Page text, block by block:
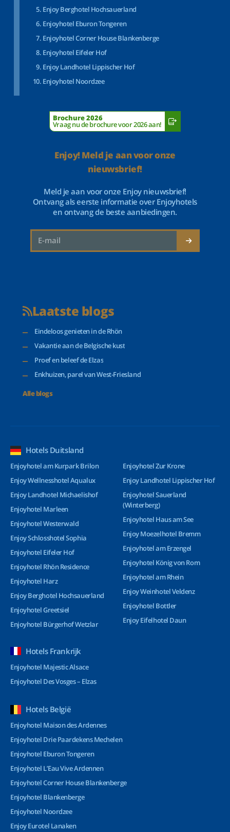
Enjoy Berghotel Hochsauerland
Enjoyhotel Eburon Tongeren
Enjoyhotel Corner House Blankenberge
Enjoyhotel Eifeler Hof
Enjoy Landhotel Lippischer Hof
Enjoyhotel Noordzee
Brochure 2026
Vraag nu de brochure voor 2026 aan!
Enjoy! Meld je aan voor onze
nieuwsbrief!
Meld je aan voor onze Enjoy nieuwsbrief!
Ontvang als eerste informatie over Enjoyhotels
en ontvang de beste aanbiedingen.
Laatste blogs
Eindeloos genieten in de Rhön
Vakantie aan de Belgische kust
Proef en beleef de Elzas
Enkhuizen, parel van West-Friesland
Alle blogs
Hotels Duitsland
Enjoyhotel am Kurpark Brilon
Enjoy Wellnesshotel Aqualux
Enjoy Landhotel Michaelishof
Enjoyhotel Marleen
Enjoyhotel Westerwald
Enjoy Schlosshotel Sophia
Enjoyhotel Eifeler Hof
Enjoyhotel Rhön Residence
Enjoyhotel Harz
Enjoy Berghotel Hochsauerland
Enjoyhotel Greetsiel
Enjoyhotel Bürgerhof Wetzlar
Enjoyhotel Zur Krone
Enjoy Landhotel Lippischer Hof
Enjoyhotel Sauerland
(Winterberg)
Enjoyhotel Haus am See
Enjoy Moezelhotel Bremm
Enjoyhotel am Erzengel
Enjoyhotel König von Rom
Enjoyhotel am Rhein
Enjoy Weinhotel Veldenz
Enjoyhotel Bottler
Enjoy Eifelhotel Daun
Hotels Frankrijk
Enjoyhotel Majestic Alsace
Enjoyhotel Des Vosges – Elzas
Hotels België
Enjoyhotel Maison des Ardennes
Enjoyhotel Drie Paardekens Mechelen
Enjoyhotel Eburon Tongeren
Enjoyhotel L’Eau Vive Ardennen
Enjoyhotel Corner House Blankenberge
Enjoyhotel Blankenberge
Enjoyhotel Noordzee
Enjoy Eurotel Lanaken